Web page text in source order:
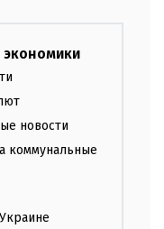
экономики
новости
коммунальные